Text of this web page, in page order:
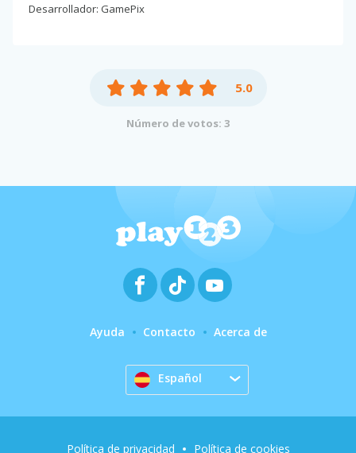
Desarrollador: GamePix
5.0
Número de votos: 3
Ayuda Contacto Acerca de
Español
Política de privacidad Política de cookies